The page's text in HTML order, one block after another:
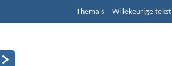
Thema's Willekeurige tekst